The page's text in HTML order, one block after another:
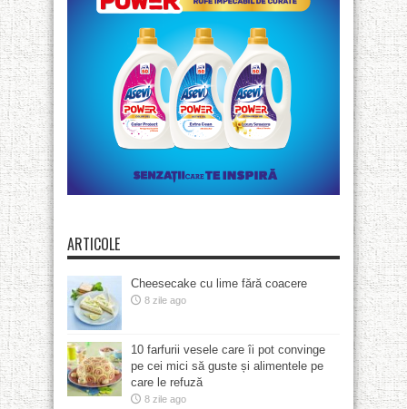
ARTICOLE
Cheesecake cu lime fără coacere
8 zile ago
10 farfurii vesele care îi pot convinge
pe cei mici să guste și alimentele pe
care le refuză
8 zile ago